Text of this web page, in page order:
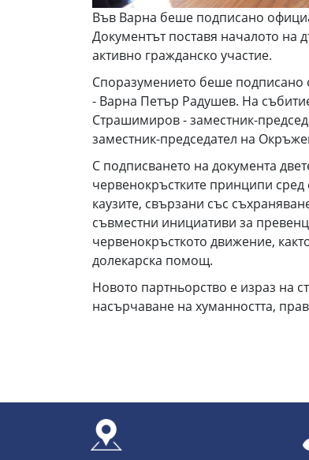
Във Варна беше подписано
Документът поставя началото на
активно гражданско участие.
Споразумението беше подписано
- Варна Петър Радушев. На
Страшимиров - заместник-
заместник-председател на
С подписването на документа
червенокръстките принципи
каузите, свързани със
съвместни инициативи за
червенокръсткото движение,
долекарска помощ.
Новото партньорство е израз на
насърчаване на хуманността,